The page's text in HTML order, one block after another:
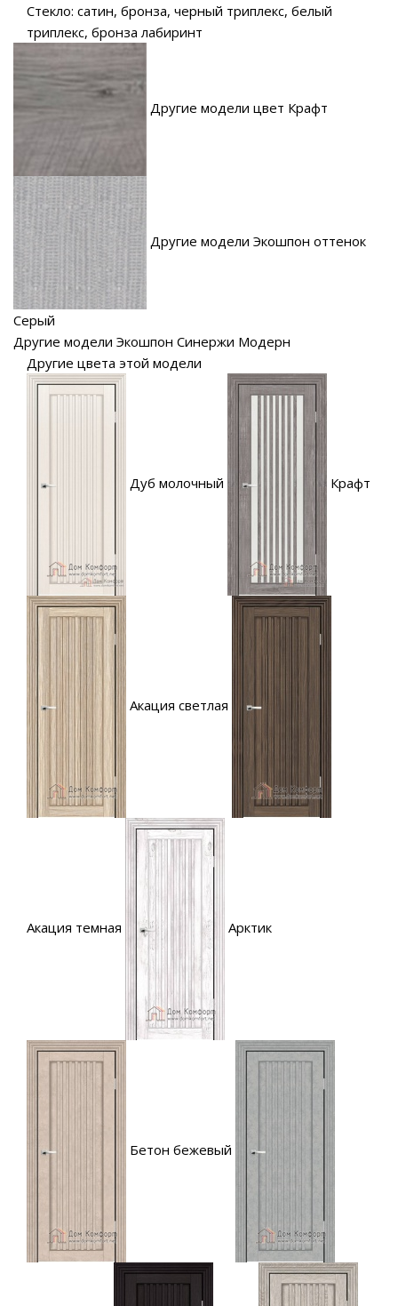
Стекло: сатин, бронза, черный триплекс, белый
триплекс, бронза лабиринт
Другие модели цвет Крафт
Другие модели Экошпон оттенок
Серый
Другие модели Экошпон Синержи Модерн
Другие цвета этой модели
Дуб молочный Крафт
Акация светлая
Акация темная Арктик
Бетон бежевый